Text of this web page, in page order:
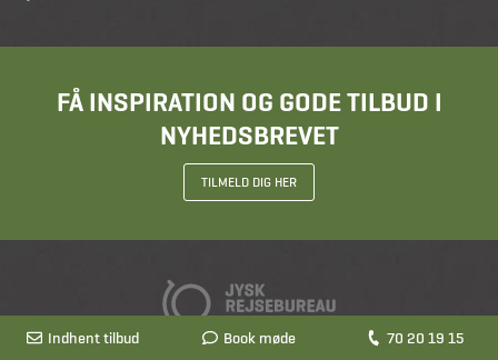
Indhent tilbud Book møde 70 20 19 15
Indhent tilbud Book møde 70 20 19 15
FÅ INSPIRATION OG GODE TILBUD I
NYHEDSBREVET
TILMELD DIG HER